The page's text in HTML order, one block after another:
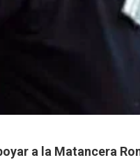
a la Matancera